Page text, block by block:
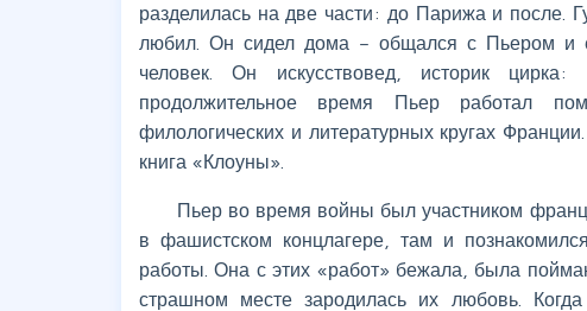
разделилась на две части: до Парижа и после.
любил. Он сидел дома – общался с Пьером и
человек. Он искусствовед, историк
продолжительное время Пьер работал
филологических и литературных кругах
книга «Клоуны».
Пьер во время войны был участником
в фашистском концлагере, там и
работы. Она с этих «работ» бежала, была
страшном месте зародилась их любовь.